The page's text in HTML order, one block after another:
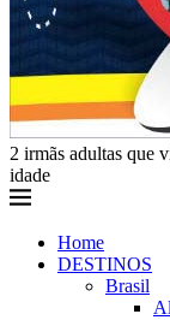
2 irmãs adultas que
idade
Home
DESTINOS
Brasil